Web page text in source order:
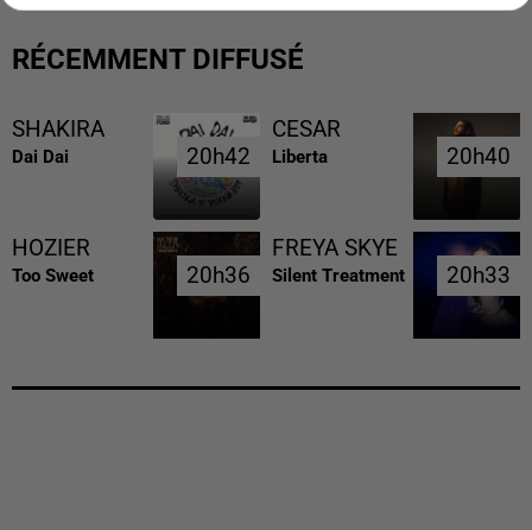
RÉCEMMENT DIFFUSÉ
SHAKIRA
Dai Dai 20h42
20h42
CESAR
Liberta 20h40
20h40
HOZIER
Too Sweet 20h36
20h36
FREYA SKYE
Silent Treatment 20h33
20h33